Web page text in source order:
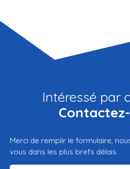
Intéressé par
Merci de remplir le formulaire,
vous dans les plus brefs délais.